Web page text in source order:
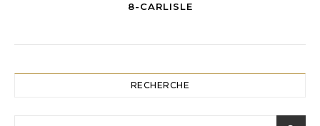
8-CARLISLE
RECHERCHE